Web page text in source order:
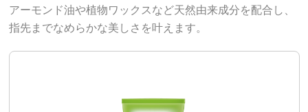
アーモンド油や植物ワックスなど天然由来成分を配合し、
指先までなめらかな美しさを叶えます。